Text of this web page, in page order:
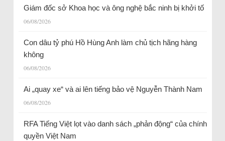
Giám đốc sở Khoa học và ông nghệ bắc ninh bị khởi tố
06/08/2026
Con dâu tỷ phú Hồ Hùng Anh làm chủ tịch hãng hàng
không
06/08/2026
Ai „quay xe“ và ai lên tiếng bảo vệ Nguyễn Thành Nam
06/08/2026
RFA Tiếng Việt lọt vào danh sách „phản động“ của chính
quyền Việt Nam